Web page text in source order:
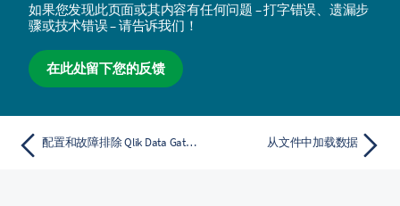
如果您发现此页面或其内容有任何问题 – 打字错误、遗漏步
骤或技术错误 – 请告诉我们！
在此处留下您的反馈
配置和故障排除 Qlik Data Gateway - Direct Access 从文件中加载数据